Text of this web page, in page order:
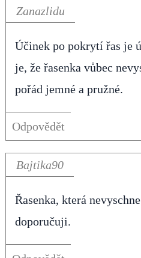
Zanazlidu
Účinek po pokrytí řas je
je, že řasenka vůbec
pořád jemné a pružné.
Odpovědět
Bajtika90
Řasenka, která
doporučuji.